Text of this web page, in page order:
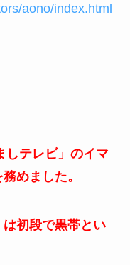
aono/index.html
しテレビ」のイマ
めました。
初段で黒帯とい